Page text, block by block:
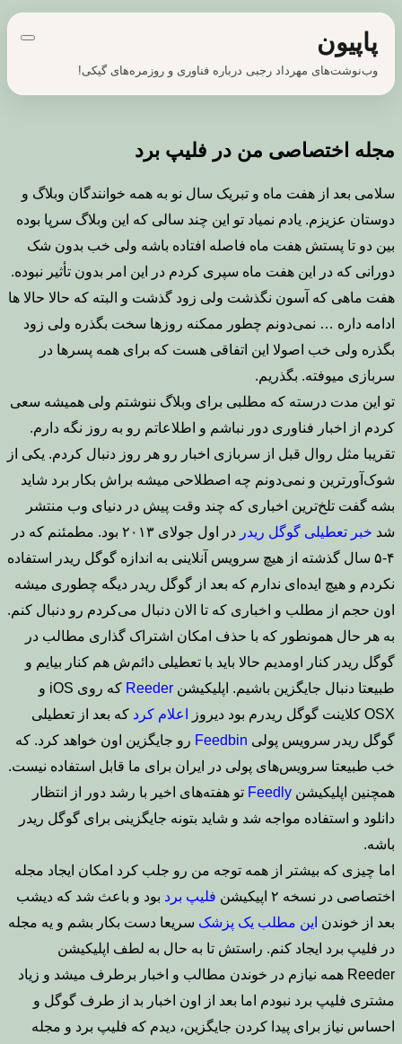
پرش
محتواپاپیون
وب‌نوشت‌های مهرداد رجبی درباره فناوری و روزمره‌های گیکی!
مجله اختصاصی من در فلیپ برد
سلامی بعد از هفت ماه و تبریک سال نو به همه خوانندگان وبلاگ و
دوستان عزیزم. یادم نمیاد تو این چند سالی که این وبلاگ سرپا بوده
بین دو تا پستش هفت ماه فاصله افتاده باشه ولی خب بدون شک
دورانی که در این هفت ماه سپری کردم در این امر بدون تأثیر نبوده.
هفت ماهی که آسون نگذشت ولی زود گذشت و البته که حالا حالا ها
ادامه داره … نمی‌دونم چطور ممکنه روزها سخت بگذره ولی زود
بگذره ولی خب اصولا این اتفاقی هست که برای همه پسرها در
سربازی میوفته. بگذریم.
تو این مدت درسته که مطلبی برای وبلاگ ننوشتم ولی همیشه سعی
کردم از اخبار فناوری دور نباشم و اطلاعاتم رو به روز نگه دارم.
تقریبا مثل روال قبل از سربازی اخبار رو هر روز دنبال کردم. یکی از
شوک‌آورترین و نمی‌دونم چه اصطلاحی میشه براش بکار برد شاید
بشه گفت تلخ‌ترین اخباری که چند وقت پیش در دنیای وب منتشر
شد خبر تعطیلی گوگل ریدر
در اول جولای ۲۰۱۳ بود. مطمئنم که در
۴-۵ سال گذشته از هیچ سرویس آنلاینی به اندازه گوگل ریدر استفاده
نکردم و هیچ ایده‌ای ندارم که بعد از گوگل ریدر دیگه چطوری میشه
اون حجم از مطلب و اخباری که تا الان دنبال می‌کردم رو دنبال کنم.
به هر حال همونطور که با حذف امکان اشتراک گذاری مطالب در
گوگل ریدر کنار اومدیم حالا باید با تعطیلی دائم‌ش هم کنار بیایم و
طبیعتا دنبال جایگزین باشیم. اپلیکیشن Reeder
که روی iOS و
OSX کلاینت گوگل ریدرم بود دیروز
اعلام کرد که بعد از تعطیلی
گوگل ریدر سرویس پولی Feedbin رو جایگزین اون خواهد کرد. که
خب طبیعتا سرویس‌های پولی در ایران برای ما قابل استفاده نیست.
همچنین اپلیکیشن Feedly تو هفته‌های اخیر با رشد دور از انتظار
دانلود و استفاده مواجه شد و شاید بتونه جایگزینی برای گوگل ریدر
باشه.
اما چیزی که بیشتر از همه توجه من رو جلب کرد امکان ایجاد مجله
اختصاصی در نسخه ۲ اپیکیشن
فلیپ برد بود و باعث شد که دیشب
بعد از خوندن این مطلب یک پزشک سریعا دست بکار بشم و یه مجله
در فلیپ برد ایجاد کنم. راستش تا به حال به لطف اپلیکیشن
Reeder همه نیازم در خوندن مطالب و اخبار برطرف میشد و زیاد
مشتری فلیپ برد نبودم اما بعد از اون اخبار بد از طرف گوگل و
احساس نیاز برای پیدا کردن جایگزین، دیدم که فلیپ برد و مجله